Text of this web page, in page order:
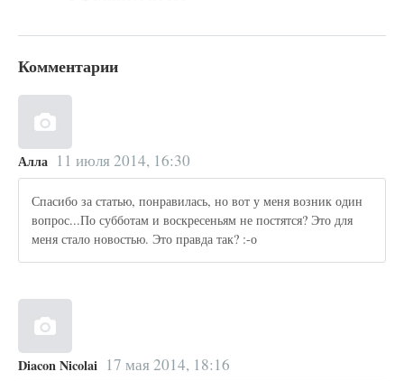
Комментарии
Алла 11 июля 2014, 16:30
Спасибо за статью, понравилась, но вот у меня возник один
вопрос...По субботам и воскресеньям не постятся? Это для
меня стало новостью. Это правда так? :-о
Diacon Nicolai 17 мая 2014, 18:16